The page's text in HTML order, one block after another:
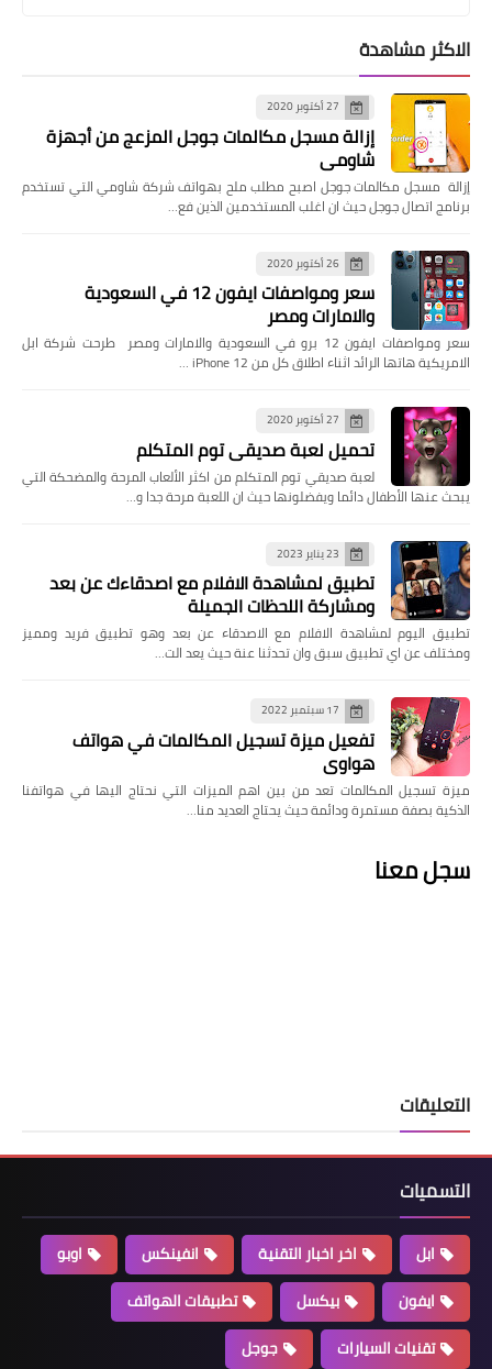
الاكثر مشاهدة
27 أكتوبر 2020
إزالة مسجل مكالمات جوجل المزعج من أجهزة
شاومي
إزالة مسجل مكالمات جوجل اصبح مطلب ملح بهواتف شركة شاومي التي تستخدم
برنامج اتصال جوجل حيث ان اغلب المستخدمين الذين فع…
26 أكتوبر 2020
سعر ومواصفات ايفون 12 في السعودية
والامارات ومصر
سعر ومواصفات ايفون 12 برو في السعودية والامارات ومصر طرحت شركة ابل
الامريكية هاتها الرائد اثناء اطلاق كل من iPhone 12 …
27 أكتوبر 2020
تحميل لعبة صديقي توم المتكلم
لعبة صديقي توم المتكلم من اكثر الألعاب المرحة والمضحكة التي
يبحث عنها الأطفال دائما ويفضلونها حيث ان اللعبة مرحة جدا و…
23 يناير 2023
تطبيق لمشاهدة الافلام مع اصدقاءك عن بعد
ومشاركة اللحظات الجميلة
تطبيق اليوم لمشاهدة الافلام مع الاصدقاء عن بعد وهو تطبيق فريد ومميز
ومختلف عن اي تطبيق سبق وان تحدثنا عنة حيث يعد الت…
17 سبتمبر 2022
تفعيل ميزة تسجيل المكالمات في هواتف
هواوي
ميزة تسجيل المكالمات تعد من بين اهم الميزات التي نحتاج اليها في هواتفنا
الذكية بصفة مستمرة ودائمة حيث يحتاج العديد منا…
سجل معنا
التعليقات
التسميات
ابل اخر اخبار التقنية انفينكس
اوبو
ايفون
بيكسل
تطبيقات الهواتف
تقنيات السيارات
جوجل